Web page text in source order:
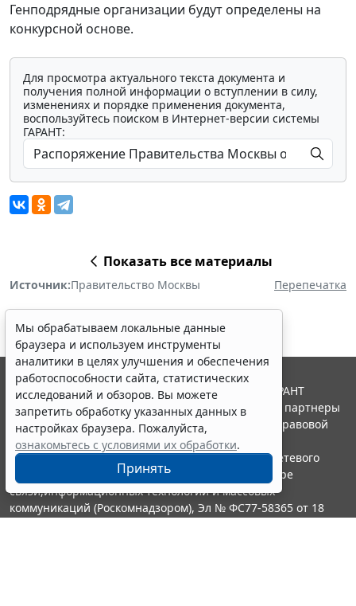
Генподрядные организации будут определены на
конкурсной основе.
Для просмотра актуального текста документа и
получения полной информации о вступлении в силу,
изменениях и порядке применения документа,
воспользуйтесь поиском в Интернет-версии системы
ГАРАНТ:
Показать все материалы
Источник:Правительство Москвы Перепечатка
Мы обрабатываем локальные данные
браузера и используем инструменты
аналитики в целях улучшения и обеспечения
работоспособности сайта, статистических
исследований и обзоров. Вы можете
запретить обработку указанных данных в
настройках браузера. Пожалуйста,
ознакомьтесь с условиями их обработки.
Принять
© ООО "НПП "ГАРАНТ-СЕРВИС", 2026. Система ГАРАНТ
выпускается с 1990 года. Компания "Гарант" и ее партнеры
являются участниками Российской ассоциации правовой
информации ГАРАНТ.
Портал ГАРАНТ.РУ зарегистрирован в качестве сетевого
издания Федеральной службой по надзору в сфере
связи,информационных технологий и массовых
коммуникаций (Роскомнадзором), Эл № ФС77-58365 от 18